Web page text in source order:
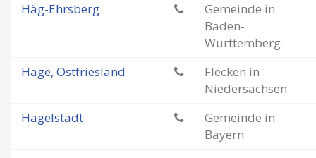
Häg-Ehrsberg
Gemeinde in
Baden-
Württemberg
Hage, Ostfriesland
Flecken in
Niedersachsen
Hagelstadt
Gemeinde in
Bayern